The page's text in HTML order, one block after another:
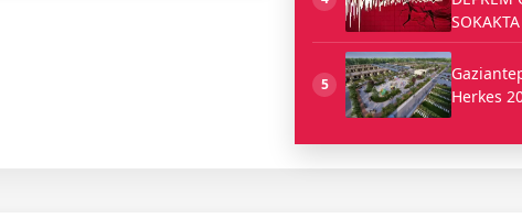
SOKAKTA
5
Herkes